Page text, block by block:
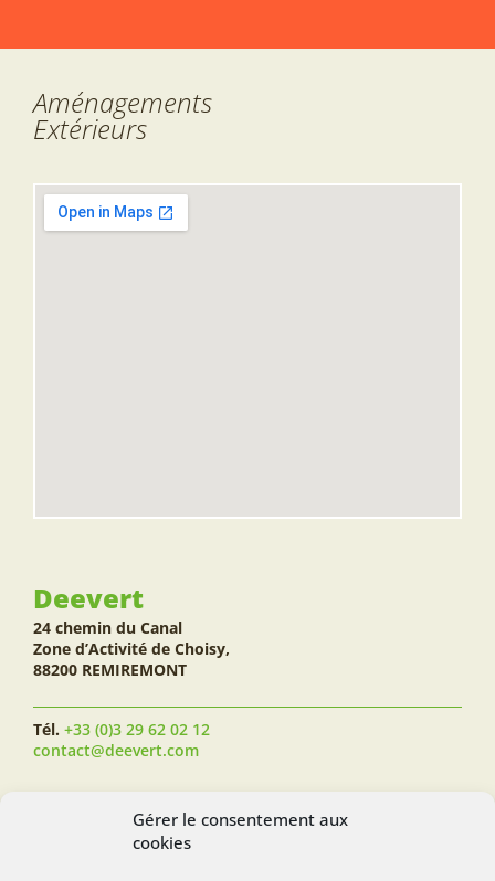
Gérer le consentement aux
cookies
Aménagements
Extérieurs
Deevert
24 chemin du Canal
Zone d’Activité de Choisy,
88200 REMIREMONT
Tél. +33 (0)3 29 62 02 12
contact@deevert.com
SUIVEZ-NOUS...